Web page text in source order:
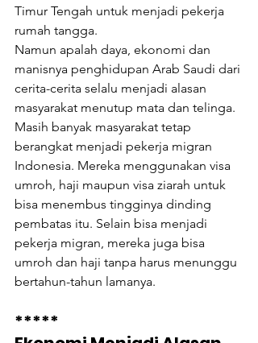
Timur Tengah untuk menjadi pekerja
rumah tangga.
Namun apalah daya, ekonomi dan
manisnya penghidupan Arab Saudi dari
cerita-cerita selalu menjadi alasan
masyarakat menutup mata dan telinga.
Masih banyak masyarakat tetap
berangkat menjadi pekerja migran
Indonesia. Mereka menggunakan visa
umroh, haji maupun visa ziarah untuk
bisa menembus tingginya dinding
pembatas itu. Selain bisa menjadi
pekerja migran, mereka juga bisa
umroh dan haji tanpa harus menunggu
bertahun-tahun lamanya.
*****